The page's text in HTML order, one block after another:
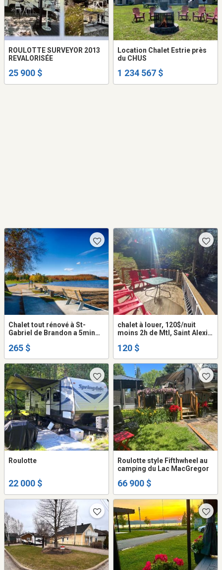
ROULOTTE SURVEYOR 2013
REVALORISÉE
25 900 $
Location Chalet Estrie près
du CHUS
1 234 567 $
Chalet tout rénové à St-
Gabriel de Brandon a 5min
265 $
chalet à louer, 120$/nuit
moins 2h de Mtl, Saint Alexis
120 $
Roulotte
22 000 $
Roulotte style Fifthwheel au
camping du Lac MacGregor
66 900 $